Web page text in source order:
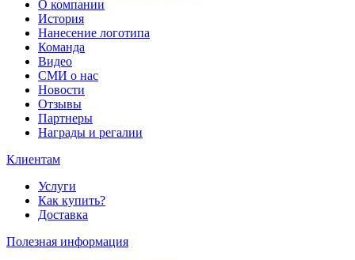
О компании
История
Нанесение логотипа
Команда
Видео
СМИ о нас
Новости
Отзывы
Партнеры
Награды и регалии
Клиентам
Услуги
Как купить?
Доставка
Полезная информация